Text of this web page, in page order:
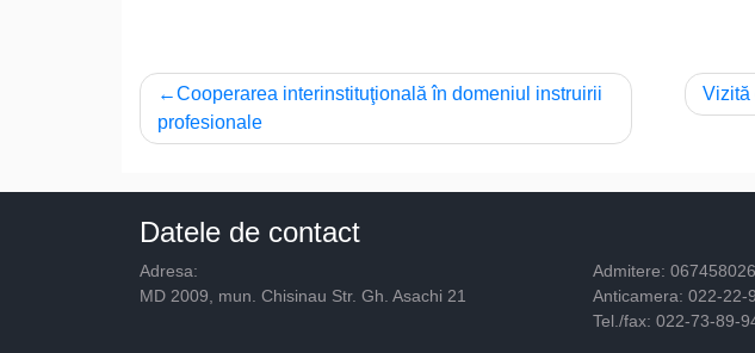
Navigare
în
articole
Cooperarea interinstituţională în domeniul instruirii
profesionale
Vizită
Datele de contact
Adresa:
MD 2009, mun. Chisinau Str. Gh. Asachi 21
Admitere: 067458026
Anticamera: 022-22-
Tel./fax: 022-73-89-